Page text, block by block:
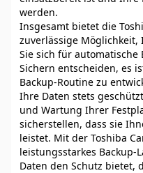
werden.
Insgesamt bietet die
zuverlässige Möglichkeit,
Sie sich für automatische
Sichern entscheiden, es
Backup-Routine zu
Ihre Daten stets
und Wartung Ihrer
sicherstellen, dass sie
leistet. Mit der Toshiba
leistungsstarkes Backup-
Daten den Schutz bietet,